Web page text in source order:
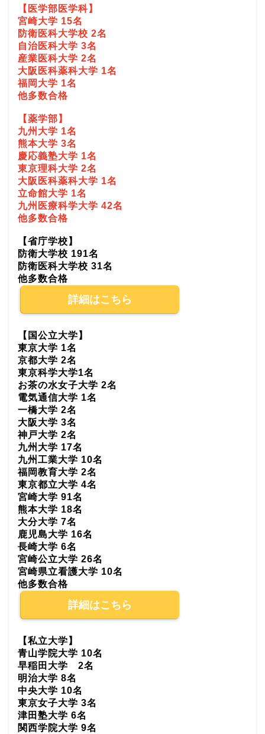
【医学部医学科】
宮崎大学 15名
防衛医科大学校 2名
自治医科大学 3名
産業医科大学 2名
大阪医科薬科大学 1名
福岡大学 1名
他多数合格
【薬学部】
九州大学 1名
熊本大学 3名
慶応義塾大学 1名
東京理科大学 2名
大阪医科薬科大学 1名
立命館大学 1名
九州医療科学大学 42名
他多数合格
【省庁学校】
防衛大学校 191名
防衛医科大学校 31名
他多数合格
詳細はこちら
【国公立大学】
東京大学 1名
京都大学 2名
東京科学大学1名
お茶の水女子大学 2名
電気通信大学 1名
一橋大学 2名
大阪大学 3名
神戸大学 2名
九州大学 17名
九州工業大学 10名
福岡教育大学 2名
東京都立大学 4名
宮崎大学 91名
熊本大学 18名
大分大学 7名
鹿児島大学 16名
長崎大学 6名
宮崎公立大学 26名
宮崎県立看護大学 10名
他多数合格
詳細はこちら
【私立大学】
青山学院大学 10名
早稲田大学 2名
明治大学 8名
中央大学 10名
東京女子大学 3名
津田塾大学 6名
関西学院大学 9名